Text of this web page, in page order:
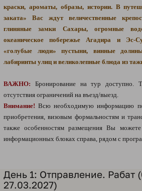
краски, ароматы, образы, истории. В
заката» Вас ждут величественные
глиняные замки Сахары, огромные
океаническое побережье Агадира и Эс-
«голубые люди» пустыни, винные
лабиринты улиц и великолепные блюда из
ВАЖНО: Бронирование на тур доступно.
отсутствия ограничений на въезд/выезд.
Внимание! Всю необходимую информацию
приобретения, визовым формальностям и
также особенностям размещения Вы
информационных блоках справа, рядом с
День 1: Отправление. Рабат
27.03.2027)